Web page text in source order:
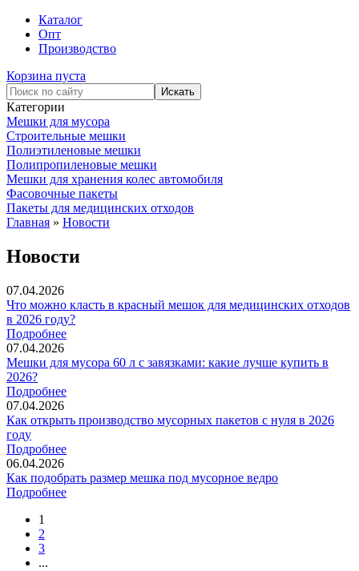
Каталог
Опт
Производство
Корзина пуста
Категории
Мешки для мусора
Строительные мешки
Полиэтиленовые мешки
Полипропиленовые мешки
Мешки для хранения колес автомобиля
Фасовочные пакеты
Пакеты для медицинских отходов
Главная » Новости
Новости
07.04.2026
Что можно класть в красный мешок для медицинских отходов
в 2026 году?
Подробнее
07.04.2026
Мешки для мусора 60 л с завязками: какие лучше купить в
2026?
Подробнее
07.04.2026
Как открыть производство мусорных пакетов с нуля в 2026
году
Подробнее
06.04.2026
Как подобрать размер мешка под мусорное ведро
Подробнее
1
2
3
...